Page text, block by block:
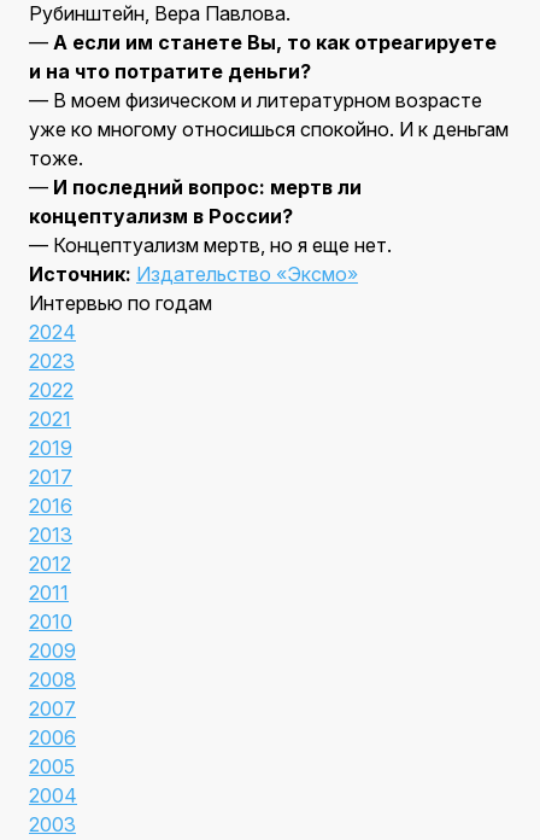
Рубинштейн, Вера Павлова.
— А если им станете Вы, то как отреагируете
и на что потратите деньги?
— В моем физическом и литературном возрасте
уже ко многому относишься спокойно. И к деньгам
тоже.
— И последний вопрос: мертв ли
концептуализм в России?
— Концептуализм мертв, но я еще нет.
Источник: Издательство «Эксмо»
Интервью по годам
2024
2023
2022
2021
2019
2017
2016
2013
2012
2011
2010
2009
2008
2007
2006
2005
2004
2003